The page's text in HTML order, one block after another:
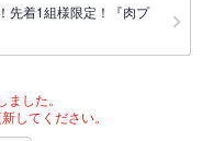
先着1組様限定！『肉プ
した。
してください。